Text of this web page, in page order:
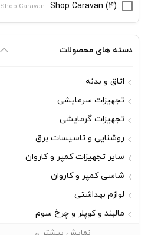
Shop Caravan (4)
Shop Caravan
دسته های محصولات
اتاق و بدنه
تجهیزات سرمایشی
تجهیزات گرمایشی
روشنایی و تاسیسات برق
سایر تجهیزات کمپر و کاروان
شاسی کمپر و کاروان
لوازم بهداشتی
مالبند و کوپلر و چرخ سوم